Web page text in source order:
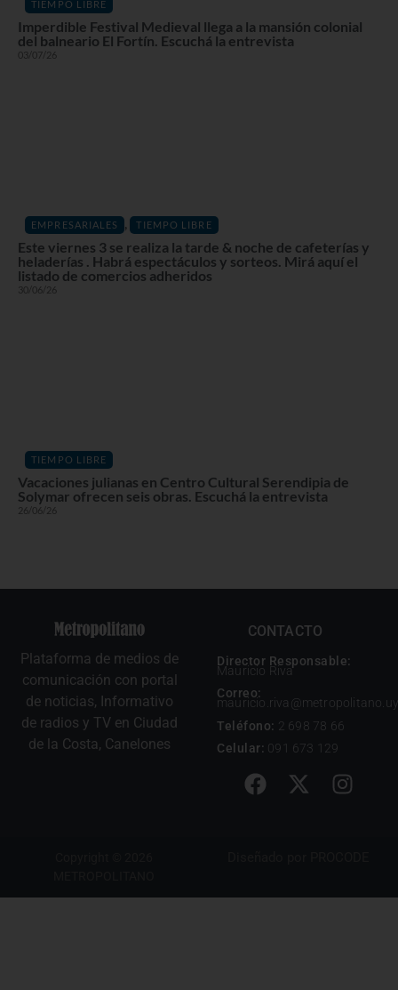
TIEMPO LIBRE
Imperdible Festival Medieval llega a la mansión colonial
del balneario El Fortín. Escuchá la entrevista
03/07/26
EMPRESARIALES TIEMPO LIBRE
Este viernes 3 se realiza la tarde & noche de cafeterías y
heladerías . Habrá espectáculos y sorteos. Mirá aquí el
listado de comercios adheridos
30/06/26
TIEMPO LIBRE
Vacaciones julianas en Centro Cultural Serendipia de
Solymar ofrecen seis obras. Escuchá la entrevista
26/06/26
Plataforma de medios de
comunicación con portal
de noticias, Informativo
de radios y TV en Ciudad
de la Costa, Canelones
CONTACTO
Director Responsable:
Mauricio Riva
Correo:
mauricio.riva@metropolitano.uy
Teléfono: 2 698 78 66
Celular: 091 673 129